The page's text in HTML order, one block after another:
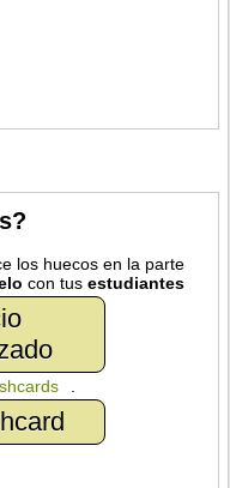
los huecos en la parte
con tusestudiantes